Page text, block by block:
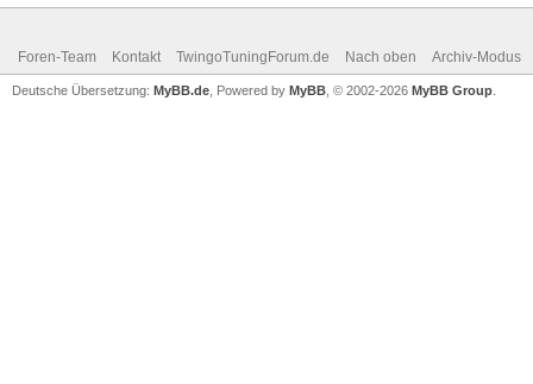
Foren-Team Kontakt TwingoTuningForum.de Nach oben Archiv-Modus
Deutsche Übersetzung: MyBB.de , Powered by MyBB , © 2002-2026 MyBB Group